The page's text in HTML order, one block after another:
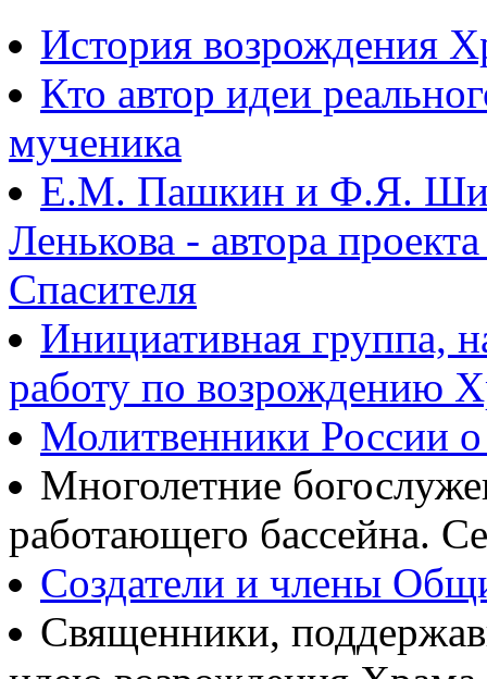
История возрождения
Кто автор идеи
мученика
Е.М. Пашкин и Ф.Я.
Ленькова - автора
Спасителя
Инициативная группа,
работу по возрождению
Молитвенники России
Многолетние
работающего бассейна.
Создатели и члены
Священники,